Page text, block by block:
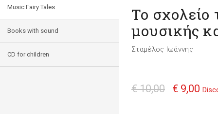
Music Fairy Tales
Books with sound
CD for children
Το σχολείο
μουσικής
Σταμέλος Ιωάννης
€ 10,00 € 9,00